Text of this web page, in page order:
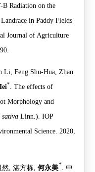
Radiation on the
in Paddy Fields
Journal of Agriculture
Feng Shu-Hua, Zhan
*
The effects of
Morphology and
sativaLinn.). IOP
Science. 2020,
然 湛方栋 何永美* 中